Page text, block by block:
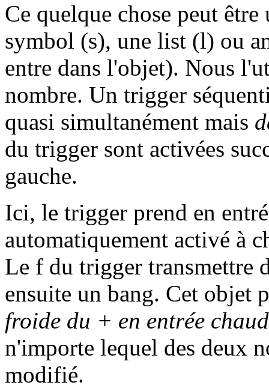
Ce quelque chose peut
symbol (s), une list (l) ou
entre dans l'objet). Nous
nombre. Un trigger
quasi simultanément mais
du trigger sont activées
gauche.
Ici, le trigger prend en
automatiquement activé à
Le f du trigger transmettre
ensuite un bang. Cet objet
froide du + en entrée
n'importe lequel des deux
modifié.